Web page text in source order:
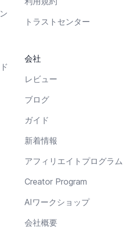
トラストセンター
会社
レビュー
ブログ
ガイド
新着情報
アフィリエイトプログラム
Creator Program
AIワークショップ
会社概要